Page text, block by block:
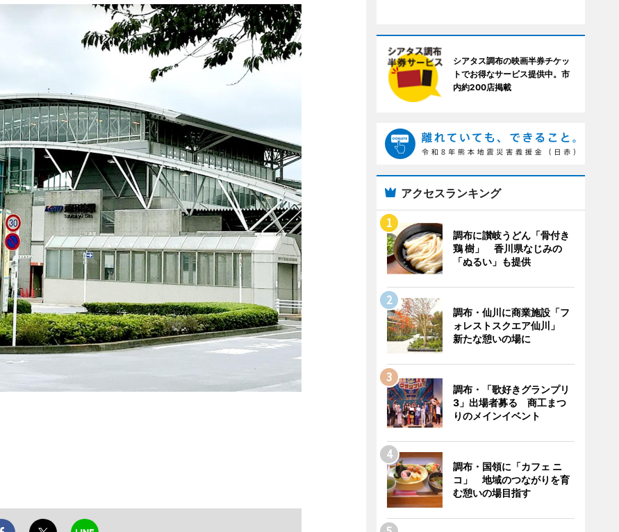
シアタス調布の映画半券チケッ
トでお得なサービス提供中。市
内約200店掲載
アクセスランキング
調布に讃岐うどん「骨付き
鶏 樹」 香川県なじみの
「ぬるい」も提供
調布・仙川に商業施設「フ
ォレストスクエア仙川」
新たな憩いの場に
調布・「歌好きグランプリ
3」出場者募る 商工まつ
りのメインイベント
調布・国領に「カフェ ニ
コ」 地域のつながりを育
む憩いの場目指す